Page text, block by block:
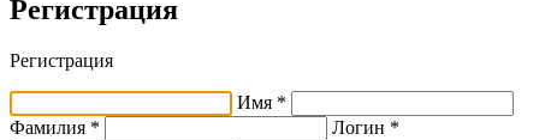
Регистрация
Регистрация
Имя *
Фамилия *
Логин *